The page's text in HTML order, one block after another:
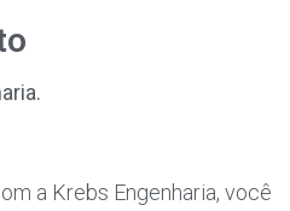
a Krebs Engenharia, você